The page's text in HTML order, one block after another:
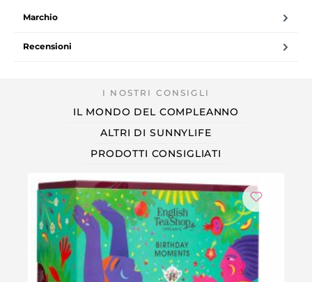
Marchio
Recensioni
IL MONDO DEL COMPLEANNO
ALTRI DI SUNNYLIFE
PRODOTTI CONSIGLIATI